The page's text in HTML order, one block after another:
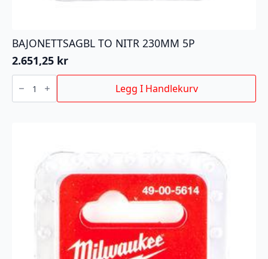
BAJONETTSAGBL TO NITR 230MM 5P
2.651,25 kr
BAJONETTSAGBL
TO
230MM
Legg I Handlekurv